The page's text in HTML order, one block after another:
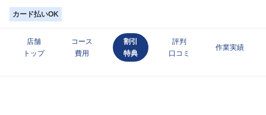
カード払いOK
店舗
トップ
コース
費用
割引
特典
評判
口コミ
作業実績